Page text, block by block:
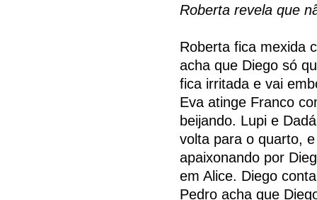
Roberta revela que
Roberta fica mexida
acha que Diego só
fica irritada e vai
Eva atinge Franco
beijando. Lupi e
volta para o quarto,
apaixonando por
em Alice. Diego
Pedro acha que